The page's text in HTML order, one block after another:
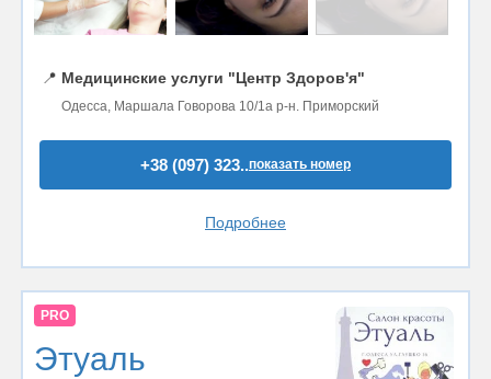
📍 Медицинские услуги "Центр Здоров'я"
Одесса, Маршала Говорова 10/1а р-н. Приморский
+38 (097) 323..показать номер
Подробнее
PRO
Этуаль